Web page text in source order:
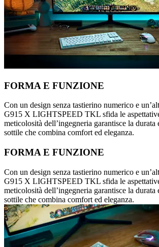
FORMA E FUNZIONE
Con un design senza tastierino numerico e
G915 X LIGHTSPEED TKL sfida le
meticolosità dell’ingegneria garantisce la durata
sottile che combina comfort ed eleganza.
FORMA E FUNZIONE
Con un design senza tastierino numerico e
G915 X LIGHTSPEED TKL sfida le
meticolosità dell’ingegneria garantisce la durata
sottile che combina comfort ed eleganza.